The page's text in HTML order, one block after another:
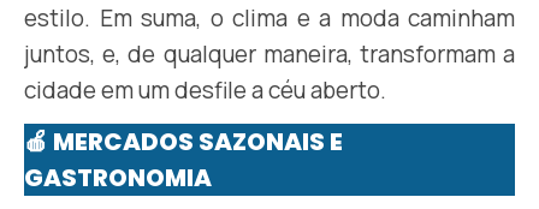
estilo. Em suma, o clima e a moda caminham
juntos, e, de qualquer maneira, transformam a
cidade em um desfile a céu aberto.
🍎 MERCADOS SAZONAIS E
GASTRONOMIA